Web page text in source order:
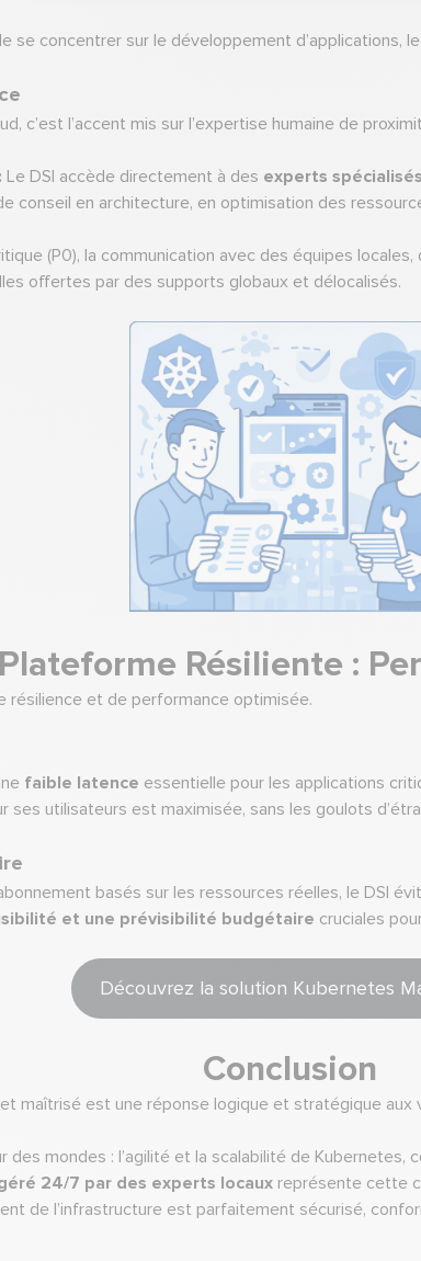
concentrer sur le développement d’applications, le
c’est l’accent mis sur l’expertise humaine de
Le DSI accède directement à des experts spécialisés
conseil en architecture, en optimisation des
(P0), la communication avec des équipes
offertes par des supports globaux et délocalisés.
Résiliente :
résilience et de performance optimisée.
faible latence essentielle pour les applications
ses utilisateurs est maximisée, sans les goulots
basés sur les ressources réelles, le DSI
et une prévisibilité budgétaire cruciales
Découvrez la solution Kubernetes
Conclusion
maîtrisé est une réponse logique et stratégique aux
des mondes : l’agilité et la scalabilité de
24/7 par des experts locaux représente cette
de l’infrastructure est parfaitement sécurisé,